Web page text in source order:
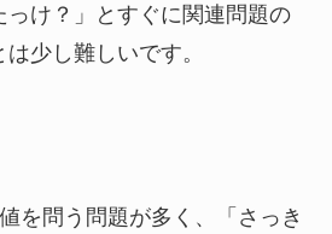
け？」とすぐに関連問題の
少し難しいです。
を問う問題が多く、「さっき